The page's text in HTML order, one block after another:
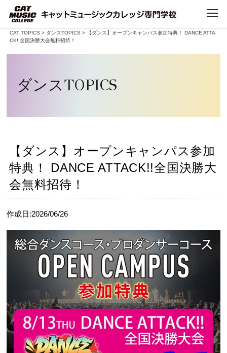
CATについて
デビュー・就職
キャンパスライフ
CATに入学するには
オープンキャンパス
資料請求
高校生の方へ
CAT TOPICS > ダンスTOPICS > 【ダンス】オープンキャンパス参加特典！ DANCE ATTA
CK!!全国決勝大会無料招待！
ダンスTOPICS
【ダンス】オープンキャンパス参加
特典！ DANCE ATTACK!!全国決勝大
会無料招待！
作成日:2026/06/26